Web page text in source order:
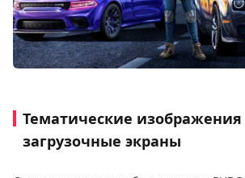
Тематические изображения
загрузочные экраны